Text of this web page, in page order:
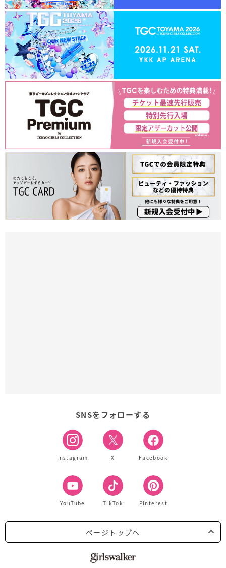
SNSをフォローする
Instagram X Facebook
YouTube TikTok Pinterest
ページトップへ